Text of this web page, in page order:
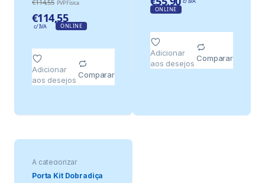
€114,55 PVP Física
€114,55
c/ IVA ONLINE
Adicionar
aos desejos
Comparar
ONLINE
Adicionar
aos desejos
Comparar
A categorizar
Porta Kit Dobradiça